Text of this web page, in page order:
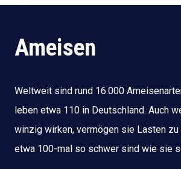
Ameisen
Weltweit sind rund 16.000
leben etwa 110 in Deutschland. Auch
winzig wirken, vermögen sie Lasten
etwa 100-mal so schwer sind wie sie